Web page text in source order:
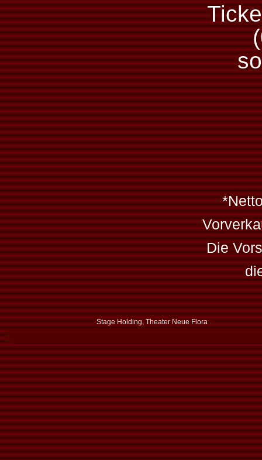
Die
Stage Holding, Theater Neue Flora